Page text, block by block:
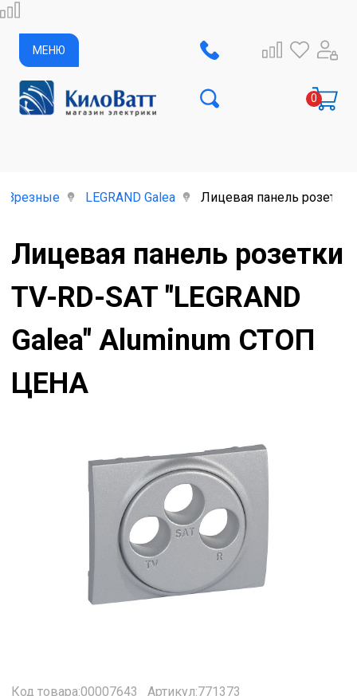
МЕНЮ
Врезные LEGRAND Galea Лицевая панель розетки
Лицевая панель розетки
TV-RD-SAT "LEGRAND
Galea" Aluminum СТОП
ЦЕНА
Код товара:00007643
Артикул:771373